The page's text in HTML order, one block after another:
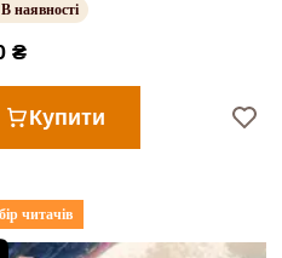
В наявності
₴
Купити
читачів